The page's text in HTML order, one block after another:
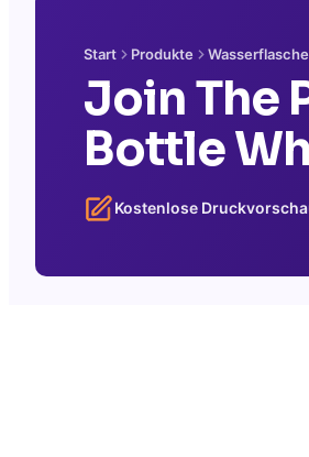
Start Produkte
Join The
Bottle
Kostenlose